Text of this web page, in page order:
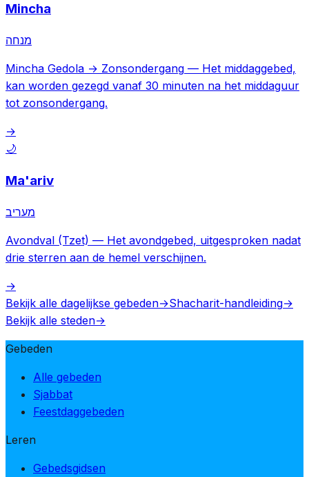
Mincha
מנחה
Mincha Gedola → Zonsondergang — Het middaggebed,
kan worden gezegd vanaf 30 minuten na het middaguur
tot zonsondergang.
→
🌙
Ma'ariv
מעריב
Avondval (Tzet) — Het avondgebed, uitgesproken nadat
drie sterren aan de hemel verschijnen.
→
Bekijk alle dagelijkse gebeden→Shacharit-handleiding→
Bekijk alle steden→
Gebeden
Alle gebeden
Sjabbat
Feestdaggebeden
Leren
Gebedsgidsen